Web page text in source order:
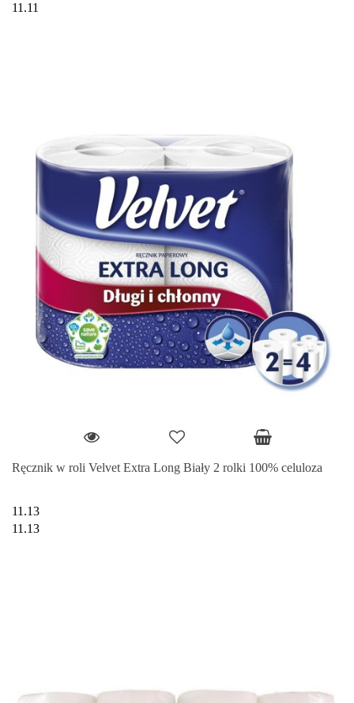
11.11
Ręcznik w roli Velvet Extra Long Biały 2 rolki 100% celuloza
11.13
11.13